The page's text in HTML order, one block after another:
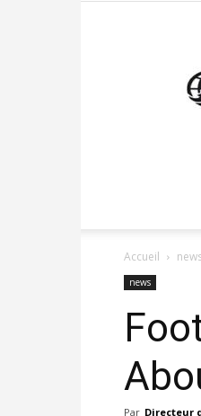
Accueil
news
Par Directeur